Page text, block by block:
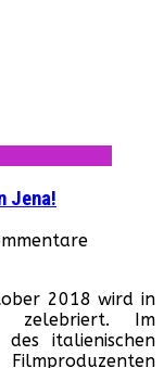
Jena!
2018 wird in
zelebriert. Im
italienischen